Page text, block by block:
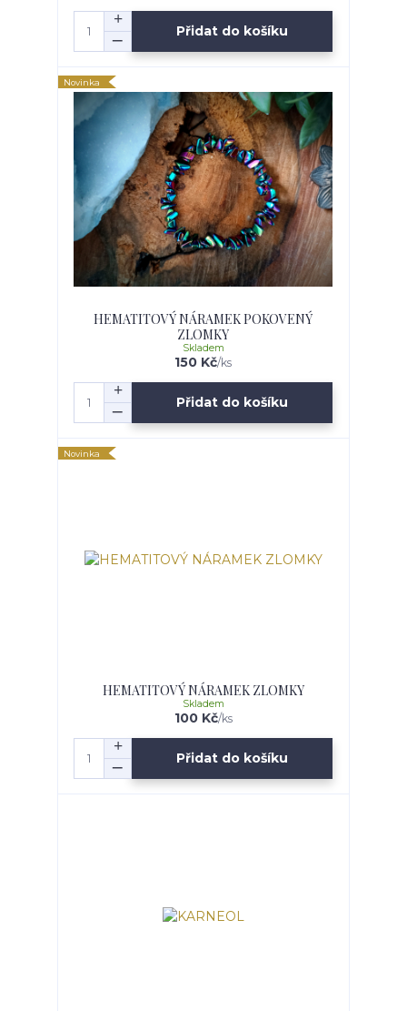
Přidat do košíku
Novinka
HEMATITOVÝ NÁRAMEK POKOVENÝ
ZLOMKY
150 Kč/ks
Skladem
Přidat do košíku
Novinka
HEMATITOVÝ NÁRAMEK ZLOMKY
100 Kč/ks
Skladem
Přidat do košíku